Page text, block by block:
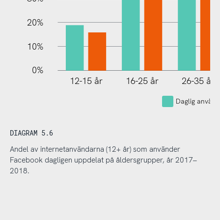
20%
10%
0%
12-15 år 16-25 år 26-35 år
Daglig
DIAGRAM 5.6
Andel av internetanvändarna (12+ år) som använder
Facebook dagligen uppdelat på åldersgrupper, år 2017–
2018.